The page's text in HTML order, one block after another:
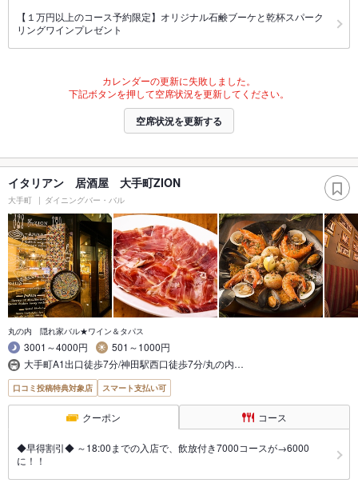
【１万円以上のコース予約限定】オリジナル石鹸ブーケと乾杯スパーク
リングワインプレゼント
カレンダーの更新に失敗しました。
下記ボタンを押して空席状況を更新してください。
空席状況を更新する
イタリアン 居酒屋 大手町ZION
大手町 ダイニングバー・バル
丸の内 隠れ家バル★ワイン＆タパス
3001～4000円
501～1000円
大手町A1出口徒歩7分/神田駅西口徒歩7分/丸の内…
口コミ投稿特典対象店 スマート支払い可
クーポン コース
◆早得割引◆ ～18:00までの入店で、飲放付き7000コースが→6000
に！！